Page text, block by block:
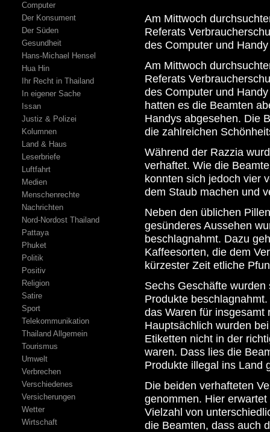
Computer
Der Konsument
Der Süden
Gesundheit
Hans-Michael Hensel
Hua Hin
Ihr Recht in Thailand
In eigener Sache
Issan
Justiz & Polizei
Kolumnen
Land & Haus
Leserbriefe
Luftfahrt
Medien
Menschenrechte
Nachrichten
Nord-Nordost Thailand
Pattaya
Phuket
Politik
Positiv
Religion
Satire
Sport
Telekommunikation
Thailand Allgemein
Tourismus
Umwelt
Verbrechen
Verschiedenes
Versicherungen
Wetter
Wirtschaft
Am Mittwoch
Referats
des Computer und
Am Mittwoch
Referats
des Computer und
hatten es die Beamten
Handys abgesehen. Die
die zahlreichen
Während der Razzia
verhaftet. Wie die
konnten sich jedoch vier
dem Staub machen und
Neben den üblichen
gesünderes Aussehen
beschlagnahmt. Dazu
Kaffeesorten, die dem
kürzester Zeit etliche
Sechs Geschäfte
Produkte
das Waren für insgesamt
Hauptsächlich wurden
Etiketten nicht in der
waren. Dass lies die
Produkte illegal ins Land
Die beiden verhafteten
genommen. Hier
Vielzahl von
die Beamten, dass auch